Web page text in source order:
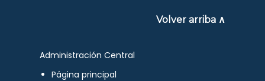
Volver arriba ∧
Administración Central
Página principal